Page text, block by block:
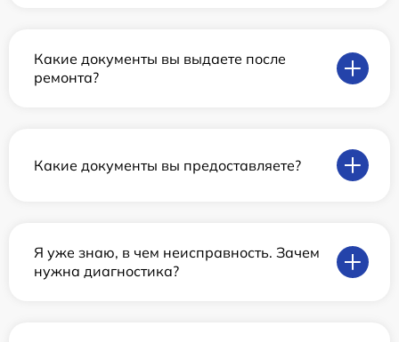
Какие документы вы выдаете после
ремонта?
Какие документы вы предоставляете?
Я уже знаю, в чем неисправность. Зачем
нужна диагностика?